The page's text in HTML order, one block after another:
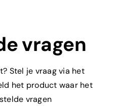
vragen
Stel je vraag via het
het product waar het
vragen